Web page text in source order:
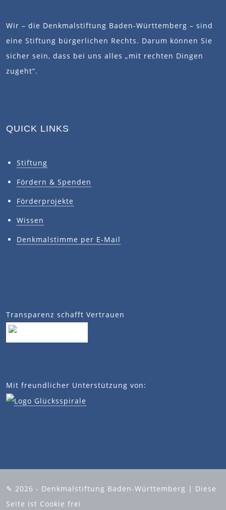
Wir – die Denkmalstiftung Baden-Württemberg – sind
eine Stiftung bürgerlichen Rechts. Darum können Sie
sicher sein, dass bei uns alles „mit rechten Dingen
zugeht“.
QUICK LINKS
Stiftung
Fördern & Spenden
Förderprojekte
Wissen
Denkmalstimme per E-Mail
Transparenz schafft Vertrauen
Mit freundlicher Unterstützung von:
✎ 2026 - Denkmalstiftung Baden-Württemberg | Diese
Seite ist Cookie frei